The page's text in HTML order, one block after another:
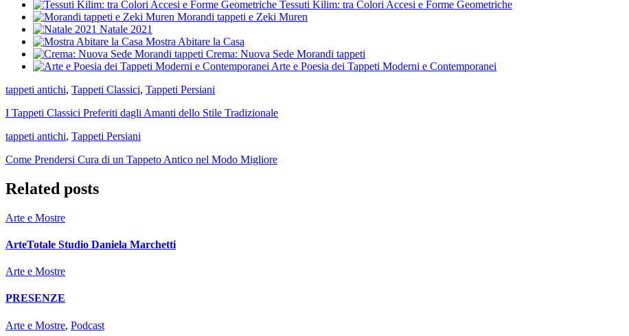
Tessuti Kilim: tra Colori Accesi e Forme Geometriche
Morandi tappeti e Zeki Muren
Natale 2021
Mostra Abitare la Casa
Crema: Nuova Sede Morandi tappeti
Arte e Poesia dei Tappeti Moderni e Contemporanei
tappeti antichi, Tappeti Classici, Tappeti Persiani
I Tappeti Classici Preferiti dagli Amanti dello Stile Tradizionale
tappeti antichi, Tappeti Persiani
Come Prendersi Cura di un Tappeto Antico nel Modo Migliore
Related posts
Arte e Mostre
ArteTotale Studio Daniela Marchetti
Arte e Mostre
PRESENZE
Arte e Mostre, Podcast